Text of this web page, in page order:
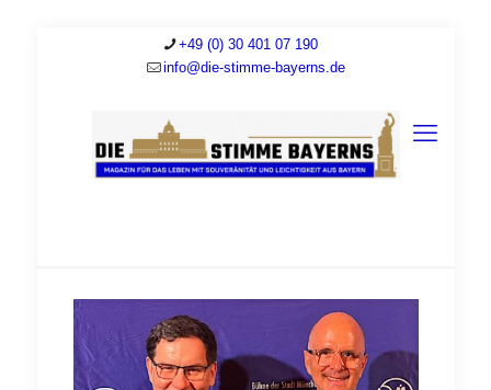
+49 (0) 30 401 07 190
info@die-stimme-bayerns.de